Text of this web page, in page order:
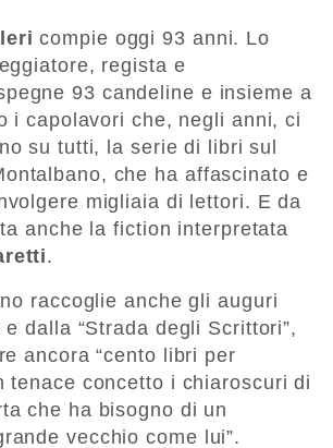
compie oggi 93 anni. Lo
regista e
93 candeline e insieme a
i capolavori che, negli anni, ci
su tutti, la serie di libri sul
che ha affascinato e
migliaia di lettori. E da
anche la fiction interpretata
.
raccoglie anche gli auguri
dalla “Strada degli Scrittori”,
ancora “cento libri per
tenace concetto i chiaroscuri di
che ha bisogno di un
vecchio come lui”.